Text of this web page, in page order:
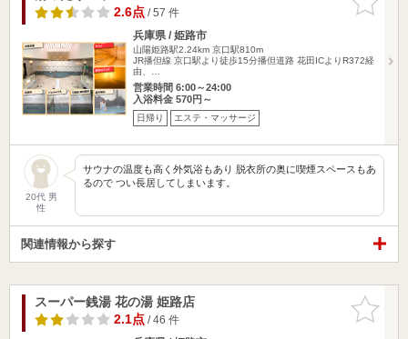
りに追加
2.6点/ 57 件
兵庫県 / 姫路市
山陽姫路駅2.24km 京口駅810m
JR播但線 京口駅より徒歩15分播但道路 花田ICよりR372経
由、…
営業時間 6:00～24:00
入浴料金 570円～
日帰り エステ・マッサージ
20代 男
性
サウナの温度も高く外気浴もあり 脱衣所の奥に喫煙スペースもあ
るので つい長居してしまいます。
関連情報から探す
お気に入
りに追加
スーパー銭湯 花の湯 姫路店
2.1点/ 46 件